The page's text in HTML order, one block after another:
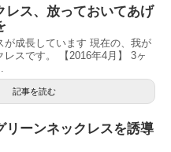
レス、放っておいてあげ
が成長しています 現在の、我が
レスです。 【2016年4月】 3ヶ
記事を読む
リーンネックレスを誘導